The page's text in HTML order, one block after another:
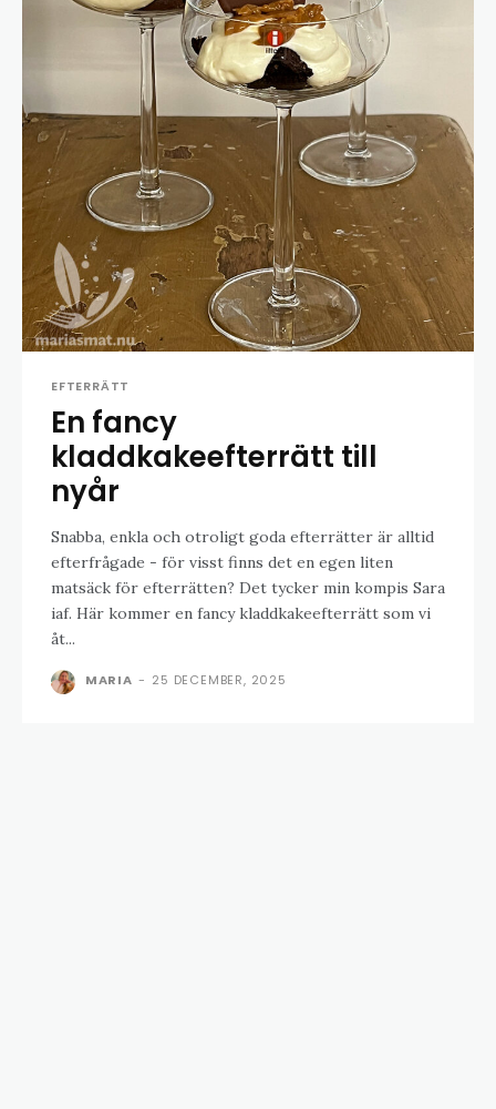
EFTERRÄTT
En fancy
kladdkakeefterrätt till
nyår
Snabba, enkla och otroligt goda efterrätter är alltid
efterfrågade - för visst finns det en egen liten
matsäck för efterrätten? Det tycker min kompis Sara
iaf. Här kommer en fancy kladdkakeefterrätt som vi
åt...
MARIA - 25 DECEMBER, 2025